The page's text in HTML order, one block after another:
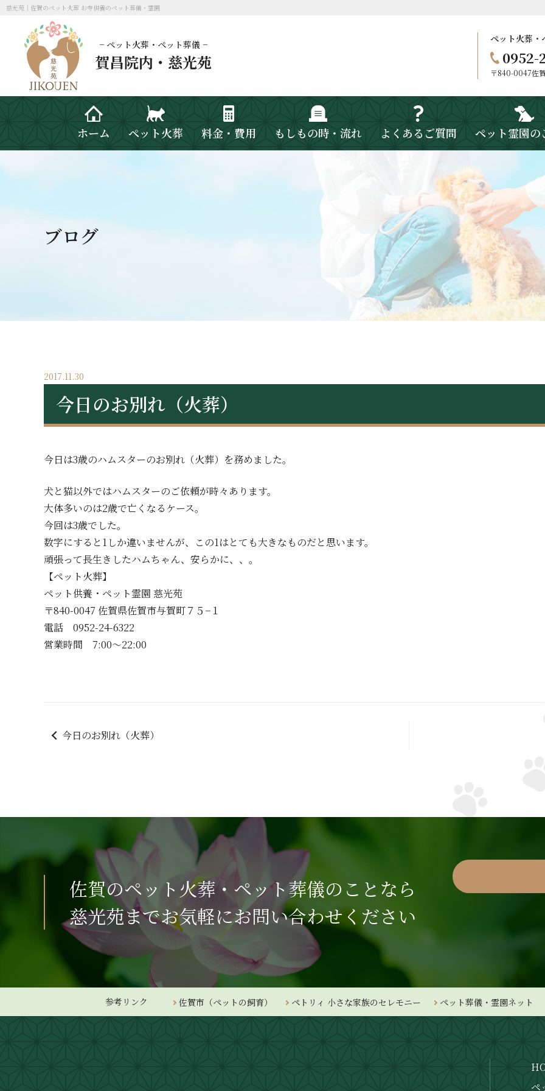
慈光苑｜佐賀のペット火葬 お寺供養のペット葬儀・霊園
− ペット火葬・ペット葬儀 −
賀昌院内・慈光苑
ペット火葬・
0952-
〒840-0047佐
ホーム ペット火葬 料金・費用 もしもの時・流れ よくあるご質問 ペット霊園の
ブログ
2017.11.30
今日のお別れ（火葬）
今日は3歳のハムスターのお別れ（火葬）を務めました。
犬と猫以外ではハムスターのご依頼が時々あります。
大体多いのは2歳で亡くなるケース。
今回は3歳でした。
数字にすると1しか違いませんが、この1はとても大きなものだと思います。
頑張って長生きしたハムちゃん、安らかに、、。
【ペット火葬】
ペット供養・ペット霊園 慈光苑
〒840-0047 佐賀県佐賀市与賀町７５−１
電話 0952-24-6322
営業時間 7:00～22:00
今日のお別れ（火葬）
佐賀のペット火葬・ペット葬儀のことなら
慈光苑までお気軽にお問い合わせください
参考リンク 佐賀市（ペットの飼育） ペトリィ 小さな家族のセレモニー ペット葬儀・霊園ネット
ペ